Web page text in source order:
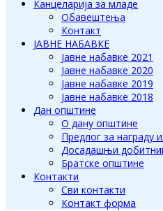
Канцеларија за младе
Обавештења
Контакт
ЈАВНЕ НАБАВКЕ
Јавне набавке 2021
Јавне набавке 2020
Јавне набавке 2019
Јавне набавке 2018
Дан општине
О дану општине
Предлог за награду
Досадашњи
Братске општине
Контакти
Сви контакти
Контакт форма